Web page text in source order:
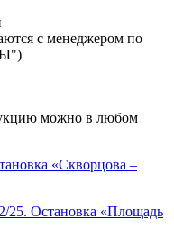
с менеджером по
можно в любом
«Скворцова –
25. Остановка «Площадь